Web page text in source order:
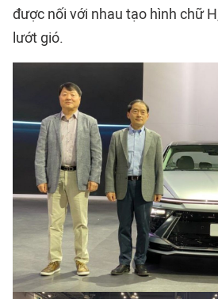
được nối với nhau tạo hình chữ
lướt gió.